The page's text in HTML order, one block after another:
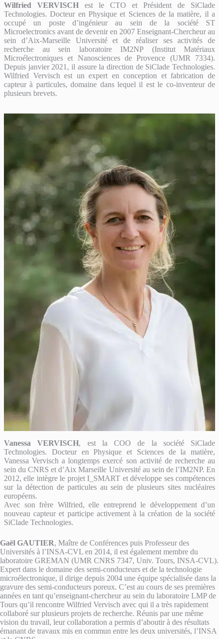
Wilfried VERVISCH est le CTO et Président de SiClade
Technologies. Docteur en Physique et Sciences de la matière, il a
occupé un poste d’ingénieur au sein de la société ST
Microelectronics avant de devenir en 2007 Enseignant-Chercheur au
sein d’Aix-Marseille Université et de réaliser ses activités de
recherche au sein laboratoire IM2NP (Institut Matériaux
Microélectroniques et Nanosciences de Provence (UMR 7334).
Depuis janvier 2021, il assure la direction de SiClade Technologies.
Wilfried Vervisch est un expert en conception et fabrication de
capteur à particules, domaine dans lequel il est le co-inventeur de
plusieurs brevets.
VanessaVERVISCH, est la COO de la société SiClade
Technologies. Docteur en Physique et Sciences de la matière,
Vanessa Vervisch a longtemps exercé son activité de recherche au
sein du CNRS et d’Aix Marseille Université au sein de l’IM2NP. En
2012, elle intègre le projet I_SMART et développe ses compétences
sur la détection de particules au sein de plusieurs sites nucléaires
européens.
Avec son frère Wilfried, elle entreprend le développement d’un
nouveau capteur et participe activement à la création de la société
SiClade Technologies.
Gaël GAUTIER, Maître de Conférences puis Professeur des
Universités à l’INSA-CVL en 2014, il est également membre du
laboratoire GREMAN (UMR CNRS 7347, Univ. Tours, INSA-CVL).
Expert dans le domaine des semi-conducteurs et de la technologie
microélectronique, il dirige depuis 2004 une équipe spécialisée dans la
gravure des semi-conducteurs poreux. C’est au cours de ses premières
années en tant qu’enseignant-chercheur au sein du laboratoire LMP de
Tours qu’il rencontre Wilfried Vervisch avec qui il a très rapidement
collaboré sur plusieurs projets de recherche. Réunis par une même
vision du travail, leur collaboration a permis d’aboutir à des résultats
émanant de travaux mis en commun entre les deux universités, l’INSA